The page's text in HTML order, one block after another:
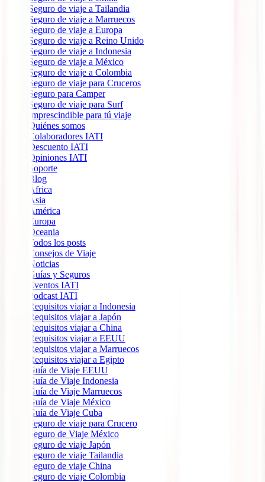
Seguro de viaje a Tailandia
Seguro de viaje a Marruecos
Seguro de viaje a Europa
Seguro de viaje a Reino Unido
Seguro de viaje a Indonesia
Seguro de viaje a México
Seguro de viaje a Colombia
Seguro de viaje para Cruceros
Seguro para Camper
Seguro de viaje para Surf
Imprescindible para tú viaje
Quiénes somos
Colaboradores IATI
Descuento IATI
Opiniones IATI
Soporte
Blog
África
Ásia
América
Europa
Oceania
Todos los posts
Consejos de Viaje
Noticias
Guías y Seguros
Eventos IATI
Podcast IATI
Requisitos viajar a Indonesia
Requisitos viajar a Japón
Requisitos viajar a China
Requisitos viajar a EEUU
Requisitos viajar a Marruecos
Requisitos viajar a Egipto
Guía de Viaje EEUU
Guía de Viaje Indonesia
Guía de Viaje Marruecos
Guía de Viaje México
Guía de Viaje Cuba
Seguro de viaje para Crucero
Seguro de Viaje México
Seguro de viaje Japón
Seguro de viaje Tailandia
Seguro de viaje China
Seguro de viaje Colombia